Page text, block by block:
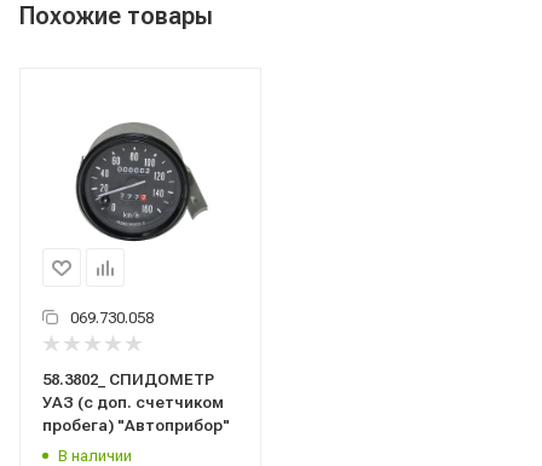
Похожие товары
069.730.058
58.3802_ СПИДОМЕТР
УАЗ (с доп. счетчиком
пробега) "Автоприбор"
В наличии